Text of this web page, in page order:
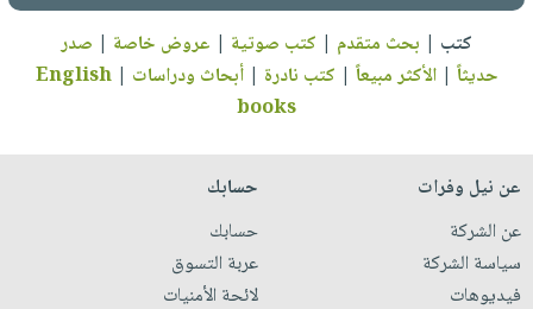
كتب | بحث متقدم | كتب صوتية | عروض خاصة | صدر
حديثاً |الأكثر مبيعاً | كتب نادرة |أبحاث ودراسات |
English
books
عن نيل وفرات
عن الشركة
سياسة الشركة
فيديوهات
حسابك
حسابك
عربة التسوق
لائحة الأمنيات